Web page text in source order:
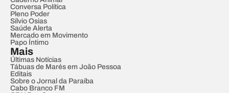
Conversa Política
Pleno Poder
Sílvio Osias
Saúde Alerta
Mercado em Movimento
Papo Íntimo
Mais
Últimas Notícias
Tábuas de Marés em João Pessoa
Editais
Sobre o Jornal da Paraíba
Cabo Branco FM